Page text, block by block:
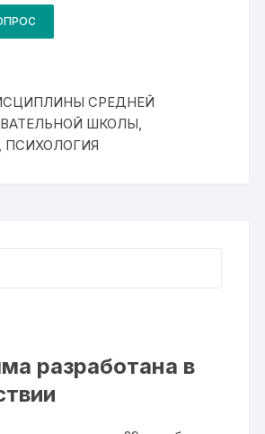
СРЕДНЕЙ
ШКОЛЫ,
ПСИХОЛОГИЯ
разработана в